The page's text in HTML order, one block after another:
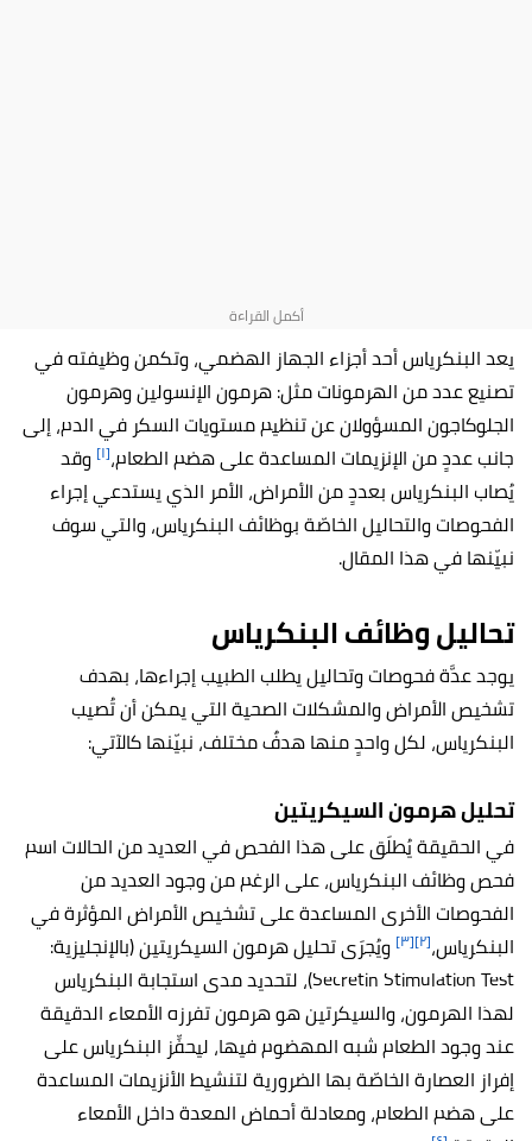
يعد البنكرياس أحد أجزاء الجهاز الهضمي، وتكمن وظيفته في
تصنيع عدد من الهرمونات مثل: هرمون الإنسولين وهرمون
الجلوكاجون المسؤولان عن تنظيم مستويات السكر في الدم، إلى
جانب عددٍ من الإنزيمات المساعدة على هضم الطعام،[١] وقد
يُصاب البنكرياس بعددٍ من الأمراض، الأمر الذي يستدعي إجراء
الفحوصات والتحاليل الخاصّة بوظائف البنكرياس، والتي سوف
نبيّنها في هذا المقال.
تحاليل وظائف البنكرياس
يوجد عدَّة فحوصات وتحاليل يطلب الطبيب إجراءها، بهدف
تشخيص الأمراض والمشكلات الصحية التي يمكن أن تُصيب
البنكرياس، لكل واحدٍ منها هدفٌ مختلف، نبيّنها كالآتي:
تحليل هرمون السيكريتين
في الحقيقة يُطلَق على هذا الفحص في العديد من الحالات اسم
فحص وظائف البنكرياس، على الرغم من وجود العديد من
الفحوصات الأخرى المساعدة على تشخيص الأمراض المؤثرة في
البنكرياس،[٢] [٣]
ويُجرَى تحليل هرمون السيكريتين (بالإنجليزية:
Secretin Stimulation Test)، لتحديد مدى استجابة البنكرياس
لهذا الهرمون، والسيكرتين هو هرمون تفرزه الأمعاء الدقيقة
عند وجود الطعام شبه المهضوم فيها، ليحفِّز البنكرياس على
إفراز العصارة الخاصّة بها الضرورية لتنشيط الأنزيمات المساعدة
على هضم الطعام، ومعادلة أحماض المعدة داخل الأمعاء